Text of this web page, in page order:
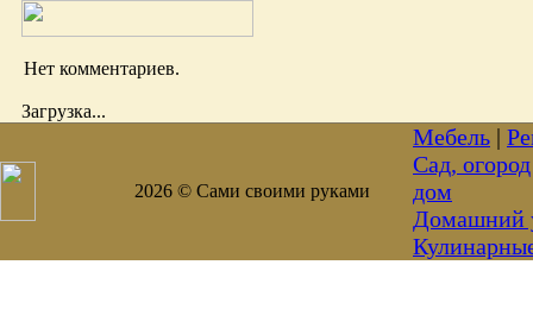
Нет комментариев.
Загрузка...
2026 © Сами своими руками
Мебель |
Сад, огород
дом
Домашний